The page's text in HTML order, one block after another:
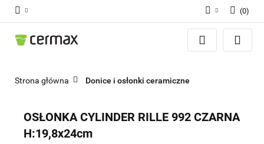
Zaloguj się
(0)
Strona główna Donice i osłonki ceramiczne
OSŁONKA CYLINDER RILLE 992 CZARNA
H:19,8x24cm